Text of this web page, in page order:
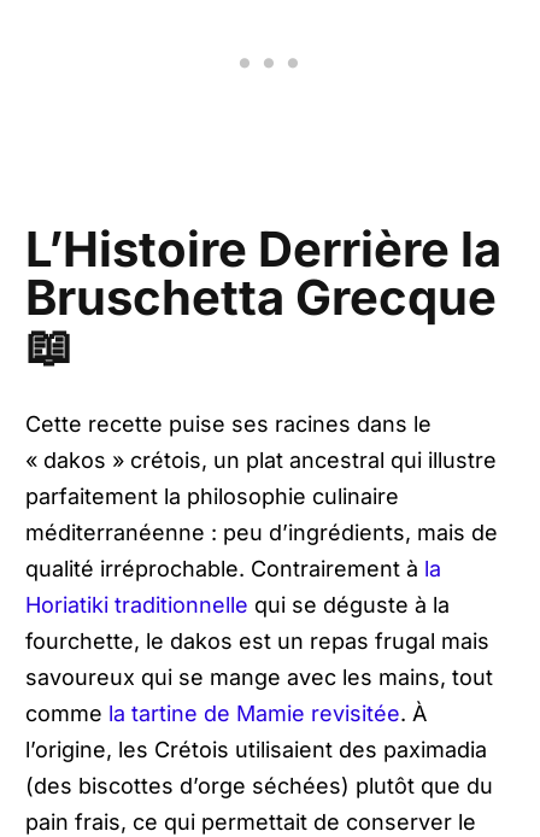
L’Histoire Derrière la
Bruschetta Grecque
📖
Cette recette puise ses racines dans le
« dakos » crétois, un plat ancestral qui illustre
parfaitement la philosophie culinaire
méditerranéenne : peu d’ingrédients, mais de
qualité irréprochable. Contrairement à la
Horiatiki traditionnelle qui se déguste à la
fourchette, le dakos est un repas frugal mais
savoureux qui se mange avec les mains, tout
comme la tartine de Mamie revisitée. À
l’origine, les Crétois utilisaient des paximadia
(des biscottes d’orge séchées) plutôt que du
pain frais, ce qui permettait de conserver le